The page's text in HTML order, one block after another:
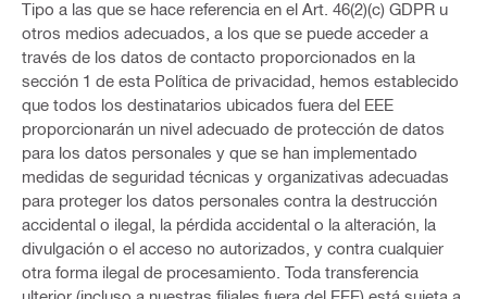
Tipo a las que se hace referencia en el Art. 46(2)(c) GDPR u
otros medios adecuados, a los que se puede acceder a
través de los datos de contacto proporcionados en la
sección 1 de esta Política de privacidad, hemos establecido
que todos los destinatarios ubicados fuera del EEE
proporcionarán un nivel adecuado de protección de datos
para los datos personales y que se han implementado
medidas de seguridad técnicas y organizativas adecuadas
para proteger los datos personales contra la destrucción
accidental o ilegal, la pérdida accidental o la alteración, la
divulgación o el acceso no autorizados, y contra cualquier
otra forma ilegal de procesamiento. Toda transferencia